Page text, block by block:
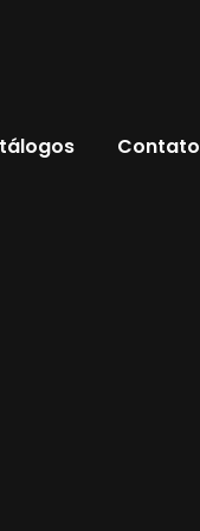
Contato